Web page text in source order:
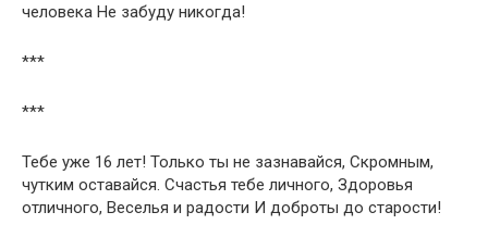
человека Не забуду никогда!
***
***
Тебе уже 16 лет! Только ты не зазнавайся, Скромным,
чутким оставайся. Счастья тебе личного, Здоровья
отличного, Веселья и радости И доброты до старости!